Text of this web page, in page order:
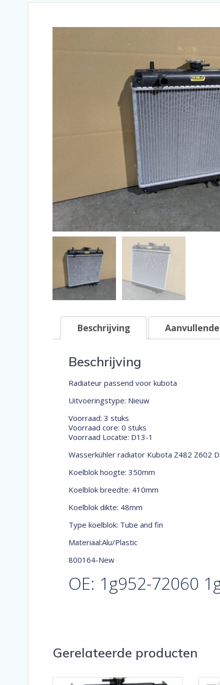
Beschrijving
Beschrijving
Radiateur passend voor kubota
Uitvoeringstype: Nieuw
Voorraad: 3 stuks
Voorraad core: 0 stuks
Voorraad Locatie: D13-1
Wasserkühler radiator Kubota Z482 Z602
Koelblok hoogte: 350mm
Koelblok breedte: 410mm
Koelblok dikte: 48mm
Type koelblok: Tube and fin
Materiaal:Alu/Plastic
800164-New
OE: 1g952-72060
Gerelateerde producten